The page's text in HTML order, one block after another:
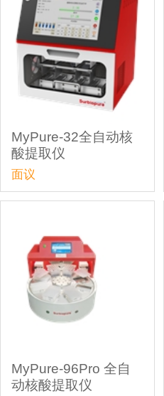
MyPure-32全自动核
酸提取仪
面议
MyPure-96Pro 全自
动核酸提取仪